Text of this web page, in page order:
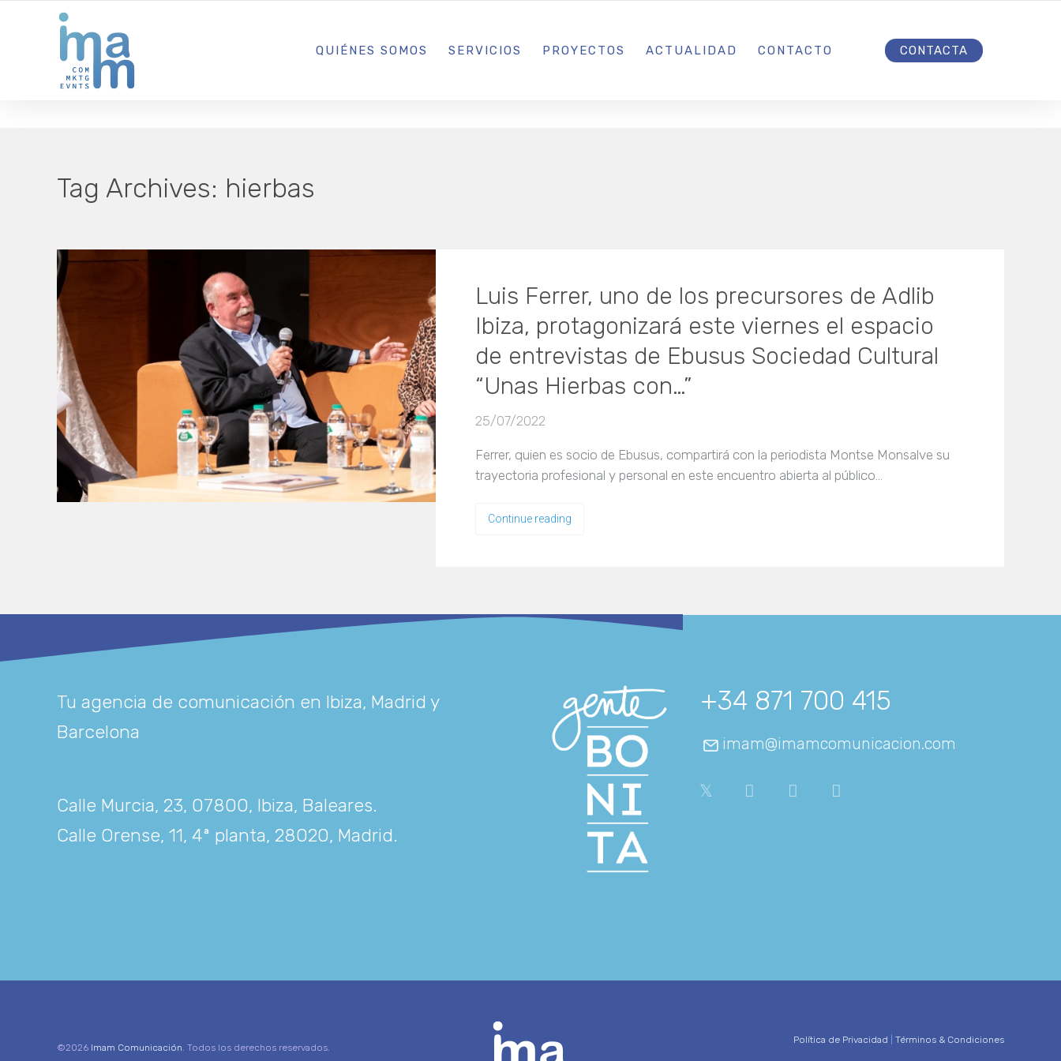
AGENCIA CREATIVA DE COMUNICACIÓN Y ESTRATEGIA DIGITAL IBIZA · MADRID · BARCELONA
QUIÉNES SOMOS SERVICIOS PROYECTOS ACTUALIDAD CONTACTO CONTACTA
Tag Archives: hierbas
Luis Ferrer, uno de los precursores de Adlib
Ibiza, protagonizará este viernes el espacio
de entrevistas de Ebusus Sociedad Cultural
“Unas Hierbas con…”
25/07/2022
Ferrer, quien es socio de Ebusus, compartirá con la periodista Montse Monsalve su
trayectoria profesional y personal en este encuentro abierta al público…
Continue reading
Tu agencia de comunicación en Ibiza, Madrid y
Barcelona
Calle Murcia, 23, 07800, Ibiza, Baleares.
Calle Orense, 11, 4ª planta, 28020, Madrid.
+34 871 700 415
imam@imamcomunicacion.com
©2026 Imam Comunicación. Todos los derechos reservados.
Política de Privacidad Términos & Condiciones